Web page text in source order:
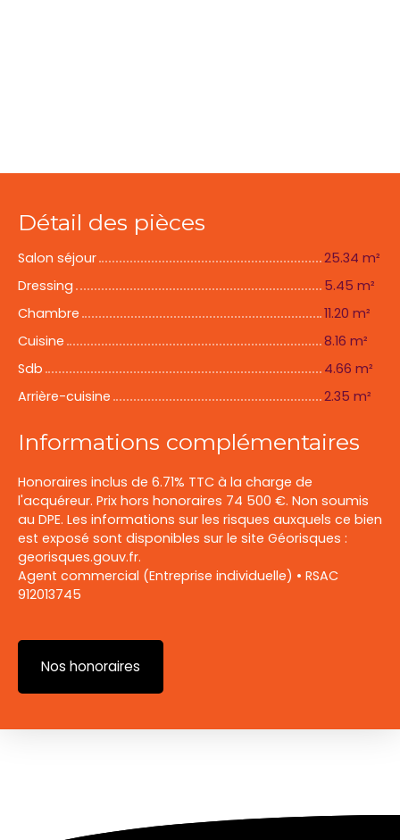
Détail des pièces
Salon séjour
25.34 m²
Dressing
5.45 m²
Chambre
11.20 m²
Cuisine
8.16 m²
Sdb
4.66 m²
Arrière-cuisine
2.35 m²
Informations complémentaires
Honoraires inclus de 6.71% TTC à la charge de
l'acquéreur. Prix hors honoraires 74 500 €. Non soumis
au DPE. Les informations sur les risques auxquels ce bien
est exposé sont disponibles sur le site Géorisques :
georisques.gouv.fr.
Agent commercial (Entreprise individuelle) • RSAC
912013745
Nos honoraires